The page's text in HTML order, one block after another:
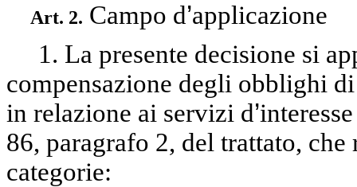
Art. 2. Campo d’applicazione
1. La presente decisione si
compensazione degli obblighi
in relazione ai servizi d’
86, paragrafo 2, del trattato,
categorie: